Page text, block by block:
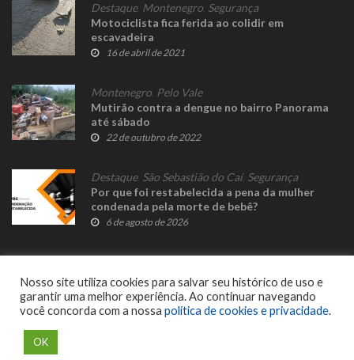
Destaque, Montenegro Segurança
Motociclista fica ferida ao colidir em
escavadeira
16 de abril de 2021
Montenegro Pelo Vale
Mutirão contra a dengue no bairro Panorama
até sábado
22 de outubro de 2022
Destaque, São Sebastião do Caí, Segurança
Por que foi restabelecida a pena da mulher
condenada pela morte de bebê?
6 de agosto de 2026
Nosso site utiliza cookies para salvar seu histórico de uso e
garantir uma melhor experiência. Ao continuar navegando
você concorda com a nossa política de cookies e privacidade.
OK